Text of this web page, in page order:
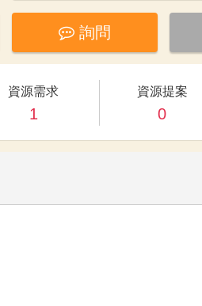
詢問
資源需求
1
資源提案
0